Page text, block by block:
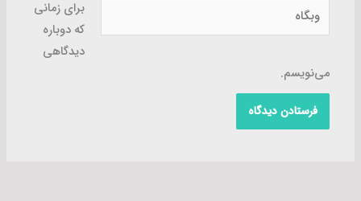
وبگاه
برای زمانی
که دوباره
دیدگاهی
می‌نویسم.